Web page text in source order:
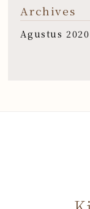
Archives
Agustus 2020